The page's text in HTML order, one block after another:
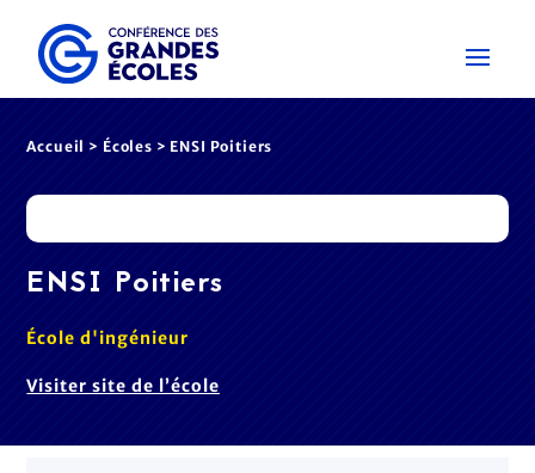
Accueil > Écoles > ENSI Poitiers
ENSI Poitiers
École d'ingénieur
Visiter site de l’école